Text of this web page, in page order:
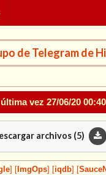
de Telegram de
vez 27/06/20 00:40
archivos (5)
ImgOps iqdb